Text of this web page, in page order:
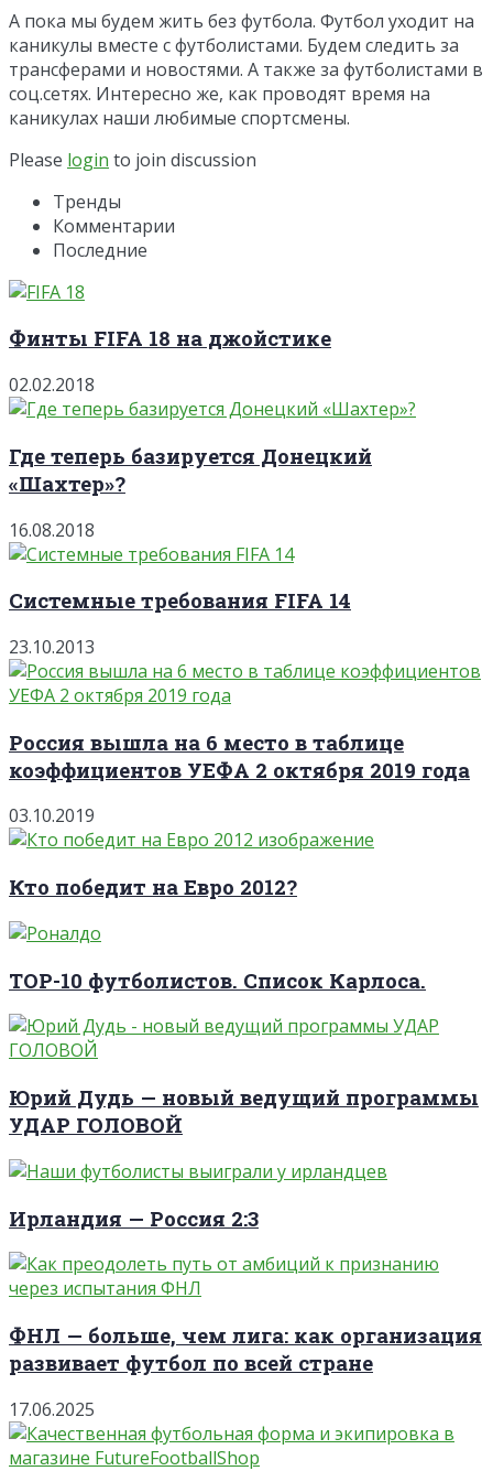
А пока мы будем жить без футбола. Футбол уходит на
каникулы вместе с футболистами. Будем следить за
трансферами и новостями. А также за футболистами в
соц.сетях. Интересно же, как проводят время на
каникулах наши любимые спортсмены.
Please login to join discussion
Тренды
Комментарии
Последние
Финты FIFA 18 на джойстике
02.02.2018
Где теперь базируется Донецкий
«Шахтер»?
16.08.2018
Системные требования FIFA 14
23.10.2013
Россия вышла на 6 место в таблице
коэффициентов УЕФА 2 октября 2019 года
03.10.2019
Кто победит на Евро 2012?
TOP-10 футболистов. Список Карлоса.
Юрий Дудь — новый ведущий программы
УДАР ГОЛОВОЙ
Ирландия — Россия 2:3
ФНЛ — больше, чем лига: как организация
развивает футбол по всей стране
17.06.2025